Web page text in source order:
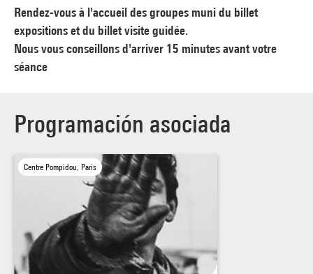
Rendez-vous à l'accueil des groupes muni du billet
expositions et du billet visite guidée.
Nous vous conseillons d'arriver 15 minutes avant votre
séance
Programación asociada
Centre Pompidou, Paris